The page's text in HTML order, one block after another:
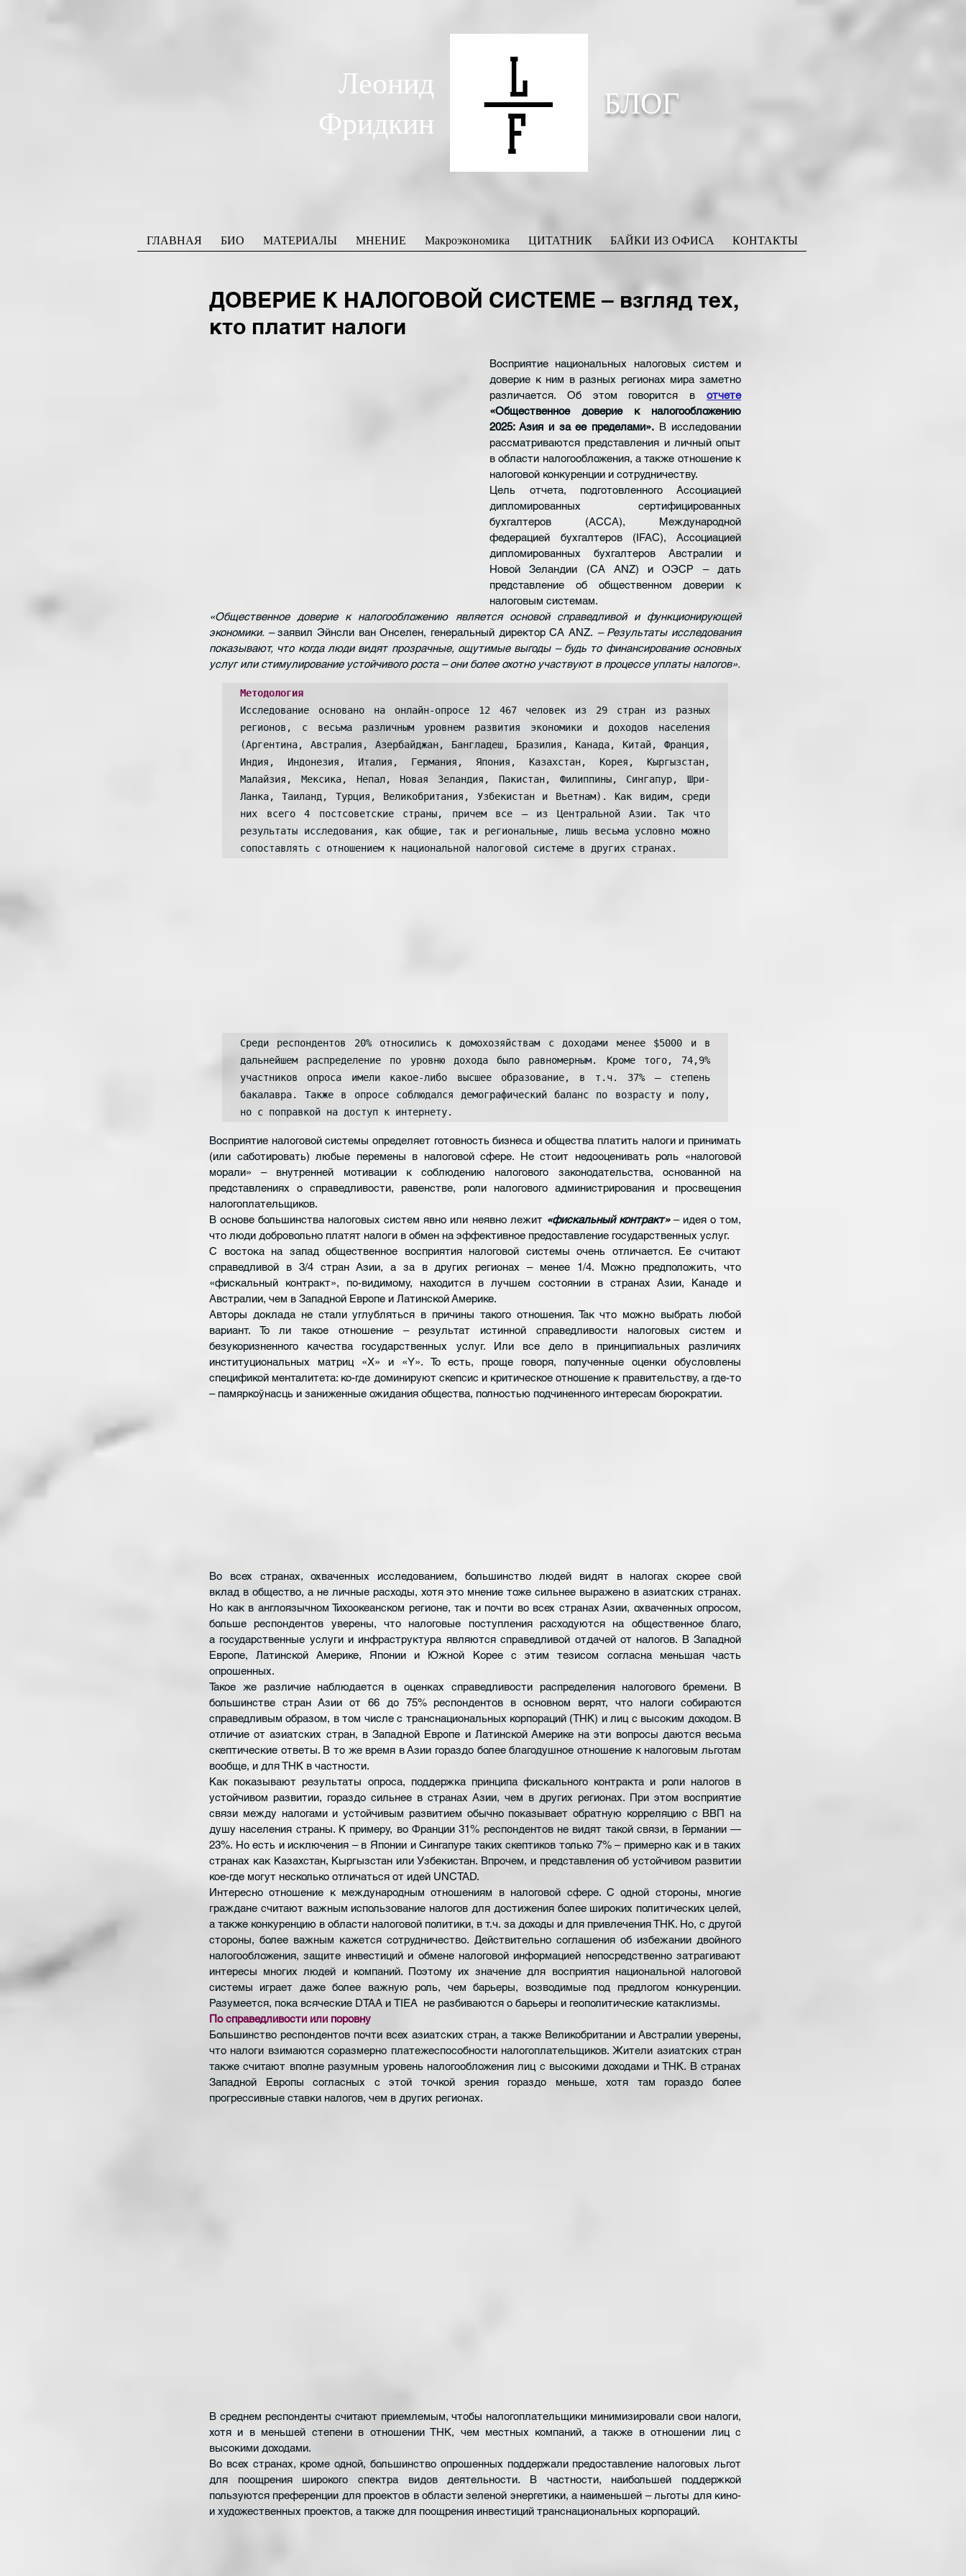
Леонид
Фридкин
БЛОГ
ГЛАВНАЯ БИО МАТЕРИАЛЫ МНЕНИЕ Макроэкономика ЦИТАТНИК БАЙКИ ИЗ ОФИСА КОНТАКТЫ
ДОВЕРИЕ К НАЛОГОВОЙ СИСТЕМЕ – взгляд тех,
кто платит налоги
Восприятие национальных налоговых систем и
доверие к ним в разных регионах мира заметно
различается. Об этом говорится в отчете
«Общественное доверие к налогообложению
2025: Азия и за ее пределами». В исследовании
рассматриваются представления и личный опыт
в области налогообложения, а также отношение к
налоговой конкуренции и сотрудничеству.
Цель отчета, подготовленного Ассоциацией
дипломированных сертифицированных
бухгалтеров (ACCA), Международной
федерацией бухгалтеров (IFAC), Ассоциацией
дипломированных бухгалтеров Австралии и
Новой Зеландии (CA ANZ) и ОЭСР – дать
представление об общественном доверии к
налоговым системам.
«Общественное доверие к налогообложению является основой справедливой и функционирующей
экономики. – заявил Эйнсли ван Онселен, генеральный директор CA ANZ. – Результаты исследования
показывают, что когда люди видят прозрачные, ощутимые выгоды – будь то финансирование основных
услуг или стимулирование устойчивого роста – они более охотно участвуют в процессе уплаты налогов».
Методология
Исследование основано на онлайн-опросе 12 467 человек из 29 стран из разных
регионов, с весьма различным уровнем развития экономики и доходов населения
(Аргентина, Австралия, Азербайджан, Бангладеш, Бразилия, Канада, Китай, Франция,
Индия, Индонезия, Италия, Германия, Япония, Казахстан, Корея, Кыргызстан,
Малайзия, Мексика, Непал, Новая Зеландия, Пакистан, Филиппины, Сингапур, Шри-
Ланка, Таиланд, Турция, Великобритания, Узбекистан и Вьетнам). Как видим, среди
них всего 4 постсоветские страны, причем все – из Центральной Азии. Так что
результаты исследования, как общие, так и региональные, лишь весьма условно можно
сопоставлять с отношением к национальной налоговой системе в других странах.
Среди респондентов 20% относились к домохозяйствам с доходами менее $5000 и в
дальнейшем распределение по уровню дохода было равномерным. Кроме того, 74,9%
участников опроса имели какое-либо высшее образование, в т.ч. 37% – степень
бакалавра. Также в опросе соблюдался демографический баланс по возрасту и полу,
но с поправкой на доступ к интернету.
Восприятие налоговой системы определяет готовность бизнеса и общества платить налоги и принимать
(или саботировать) любые перемены в налоговой сфере. Не стоит недооценивать роль «налоговой
морали» – внутренней мотивации к соблюдению налогового законодательства, основанной на
представлениях о справедливости, равенстве, роли налогового администрирования и просвещения
налогоплательщиков.
В основе большинства налоговых систем явно или неявно лежит «фискальный контракт» – идея о том,
что люди добровольно платят налоги в обмен на эффективное предоставление государственных услуг.
С востока на запад общественное восприятия налоговой системы очень отличается. Ее считают
справедливой в 3/4 стран Азии, а за в других регионах – менее 1/4. Можно предположить, что
«фискальный контракт», по-видимому, находится в лучшем состоянии в странах Азии, Канаде и
Австралии, чем в Западной Европе и Латинской Америке.
Авторы доклада не стали углубляться в причины такого отношения. Так что можно выбрать любой
вариант. То ли такое отношение – результат истинной справедливости налоговых систем и
безукоризненного качества государственных услуг. Или все дело в принципиальных различиях
институциональных матриц «X» и «Y». То есть, проще говоря, полученные оценки обусловлены
спецификой менталитета: ко-где доминируют скепсис и критическое отношение к правительству, а где-то
– памяркоўнасць и заниженные ожидания общества, полностью подчиненного интересам бюрократии.
Во всех странах, охваченных исследованием, большинство людей видят в налогах скорее свой
вклад в общество, а не личные расходы, хотя это мнение тоже сильнее выражено в азиатских странах.
Но как в англоязычном Тихоокеанском регионе, так и почти во всех странах Азии, охваченных опросом,
больше респондентов уверены, что налоговые поступления расходуются на общественное благо,
а государственные услуги и инфраструктура являются справедливой отдачей от налогов. В Западной
Европе, Латинской Америке, Японии и Южной Корее с этим тезисом согласна меньшая часть
опрошенных.
Такое же различие наблюдается в оценках справедливости распределения налогового бремени. В
большинстве стран Азии от 66 до 75% респондентов в основном верят, что налоги собираются
справедливым образом, в том числе с транснациональных корпораций (ТНК) и лиц с высоким доходом. В
отличие от азиатских стран, в Западной Европе и Латинской Америке на эти вопросы даются весьма
скептические ответы. В то же время в Азии гораздо более благодушное отношение к налоговым льготам
вообще, и для ТНК в частности.
Как показывают результаты опроса, поддержка принципа фискального контракта и роли налогов в
устойчивом развитии, гораздо сильнее в странах Азии, чем в других регионах. При этом восприятие
связи между налогами и устойчивым развитием обычно показывает обратную корреляцию с ВВП на
душу населения страны. К примеру, во Франции 31% респондентов не видят такой связи, в Германии —
23%. Но есть и исключения – в Японии и Сингапуре таких скептиков только 7% – примерно как и в таких
странах как Казахстан, Кыргызстан или Узбекистан. Впрочем, и представления об устойчивом развитии
кое-где могут несколько отличаться от идей UNCTAD.
Интересно отношение к международным отношениям в налоговой сфере. С одной стороны, многие
граждане считают важным использование налогов для достижения более широких политических целей,
а также конкуренцию в области налоговой политики, в т.ч. за доходы и для привлечения ТНК. Но, с другой
стороны, более важным кажется сотрудничество. Действительно соглашения об избежании двойного
налогообложения, защите инвестиций и обмене налоговой информацией непосредственно затрагивают
интересы многих людей и компаний. Поэтому их значение для восприятия национальной налоговой
системы играет даже более важную роль, чем барьеры, возводимые под предлогом конкуренции.
Разумеется, пока всяческие DTAA и TIEA  не разбиваются о барьеры и геополитические катаклизмы.
По справедливости или поровну
Большинство респондентов почти всех азиатских стран, а также Великобритании и Австралии уверены,
что налоги взимаются соразмерно платежеспособности налогоплательщиков. Жители азиатских стран
также считают вполне разумным уровень налогообложения лиц с высокими доходами и ТНК. В странах
Западной Европы согласных с этой точкой зрения гораздо меньше, хотя там гораздо более
прогрессивные ставки налогов, чем в других регионах.
В среднем респонденты считают приемлемым, чтобы налогоплательщики минимизировали свои налоги,
хотя и в меньшей степени в отношении ТНК, чем местных компаний, а также в отношении лиц с
высокими доходами.
Во всех странах, кроме одной, большинство опрошенных поддержали предоставление налоговых льгот
для поощрения широкого спектра видов деятельности. В частности, наибольшей поддержкой
пользуются преференции для проектов в области зеленой энергетики, а наименьшей – льготы для кино-
и художественных проектов, а также для поощрения инвестиций транснациональных корпораций.